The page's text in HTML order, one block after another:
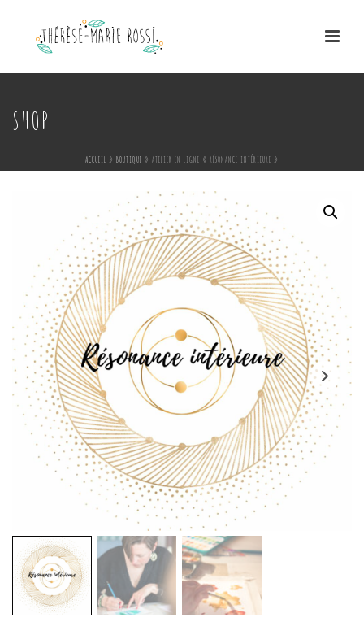
SHOP
ACCUEIL » BOUTIQUE » ATELIER EN LIGNE « RÉSONANCE INTÉRIEURE »